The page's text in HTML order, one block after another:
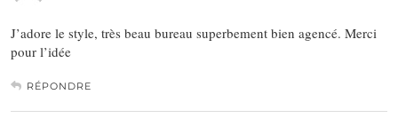
J’adore le style, très beau bureau superbement bien agencé. Merci
pour l’idée
RÉPONDRE